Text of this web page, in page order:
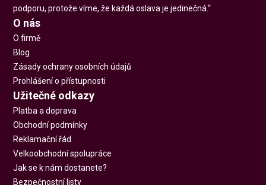
podporu, protože víme, že každá oslava je jedinečná.“
O nás
O firmě
Blog
Zásady ochrany osobních údajů
Prohlášení o přístupnosti
Užitečné odkazy
Platba a doprava
Obchodní podmínky
Reklamační řád
Velkoobchodní spolupráce
Jak se k nám dostanete?
Bezpečnostní listy